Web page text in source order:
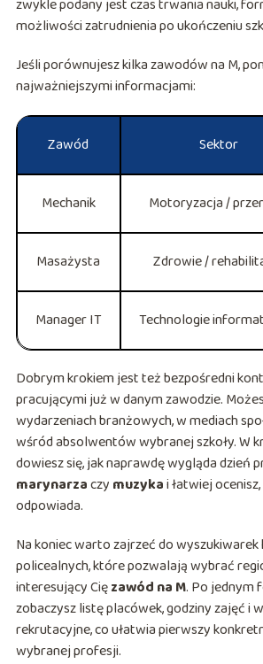
zwykle podany jest czas trwania nauki,
możliwości zatrudnienia po ukończeniu
Jeśli porównujesz kilka zawodów na M,
najważniejszymi informacjami:
Zawód Sektor
Mechanik Motoryzacja /
Masażysta Zdrowie /
Manager IT Technologie
Dobrym krokiem jest też bezpośredni
pracującymi już w danym zawodzie.
wydarzeniach branżowych, w mediach
wśród absolwentów wybranej szkoły. W
dowiesz się, jak naprawdę wygląda dzień
marynarzaczy muzykai łatwiej
odpowiada.
Na koniec warto zajrzeć do wyszukiwarek
policealnych, które pozwalają wybrać
interesujący Cięzawód na M. Po jednym
zobaczysz listę placówek, godziny zajęć i
rekrutacyjne, co ułatwia pierwszy
wybranej profesji.